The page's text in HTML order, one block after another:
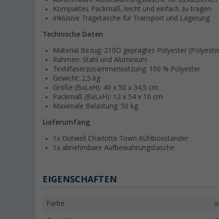
Kompaktes Packmaß, leicht und einfach zu tragen
Inklusive Tragetasche für Transport und Lagerung
Technische Daten
Material Bezug: 210D geprägtes Polyester
Rahmen: Stahl und Aluminium
Textilfaserzusammensetzung: 100 % Polyester
Gewicht: 2,5 kg
Größe (BxLxH): 40 x 50 x 34,5 cm
Packmaß (BxLxH): 12 x 54 x 10 cm
Maximale Belastung: 50 kg
Lieferumfang
1x Outwell Charlotte Town Kühlboxständer
1x abnehmbare Aufbewahrungstasche
EIGENSCHAFTEN
Farbe